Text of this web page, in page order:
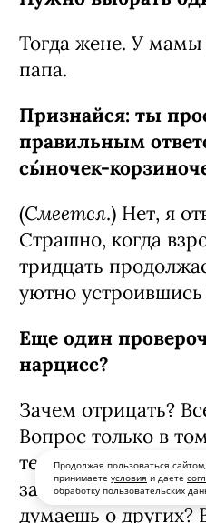
Продолжая пользоваться
принимаете условия и даете
обработку пользовательских
Тогда жене. У мамы
папа.
Признайся: ты
правильным
сы́ночек-­
(Смеется.) Нет, я
Страшно, когда
тридцать
уютно
Еще один
нарцисс?
Зачем отрицать?
Вопрос только в
тебя нарциссизм.
заботишься о
думаешь о других?